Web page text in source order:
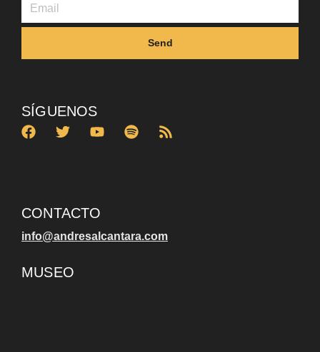
Send
SÍGUENOS
CONTACTO
info@andresalcantara.com
MUSEO